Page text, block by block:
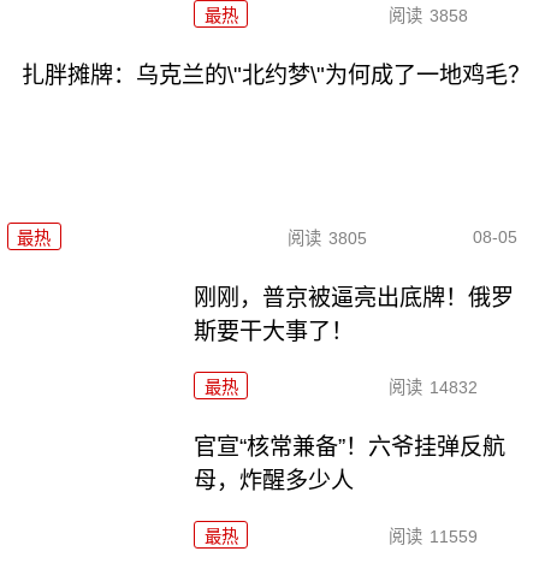
最热 阅读 3858
扎胖摊牌：乌克兰的\"北约梦\"为何成了一地鸡毛？
最热 阅读 3805 08-05
刚刚，普京被逼亮出底牌！俄罗
斯要干大事了！
最热 阅读 14832
官宣“核常兼备”！六爷挂弹反航
母，炸醒多少人
最热 阅读 11559